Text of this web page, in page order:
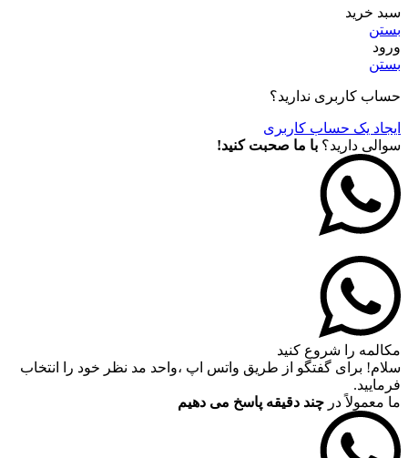
سبد خرید
بستن
ورود
بستن
حساب کاربری ندارید؟
ایجاد یک حساب کاربری
سوالی دارید؟ با ما صحبت کنید!
مکالمه را شروع کنید
سلام! برای گفتگو از طریق واتس اپ ،واحد مد نظر خود را انتخاب
فرمایید.
ما معمولاً در چند دقیقه پاسخ می دهیم